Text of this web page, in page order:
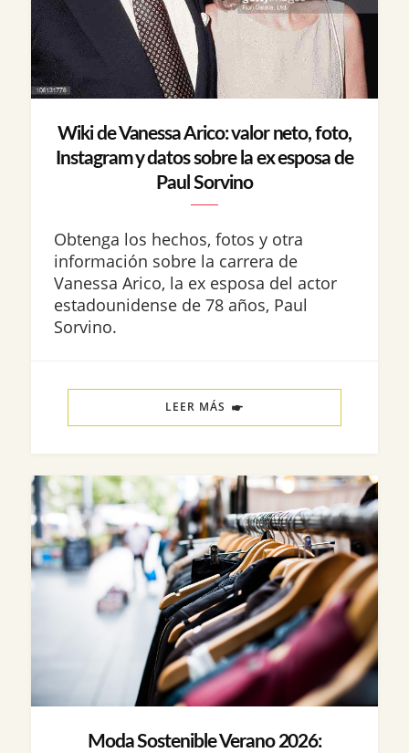
Wiki de Vanessa Arico: valor neto, foto,
Instagram y datos sobre la ex esposa de
Paul Sorvino
Obtenga los hechos, fotos y otra
información sobre la carrera de
Vanessa Arico, la ex esposa del actor
estadounidense de 78 años, Paul
Sorvino.
LEER MÁS
Moda Sostenible Verano 2026: